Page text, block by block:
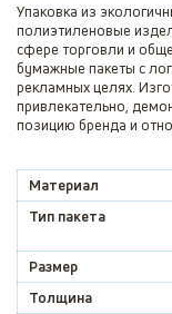
Упаковка из
полиэтиленовые
сфере торговли и
бумажные пакеты с
рекламных целях.
привлекательно,
позицию бренда и
Материал
Тип пакета
Размер
Толщина